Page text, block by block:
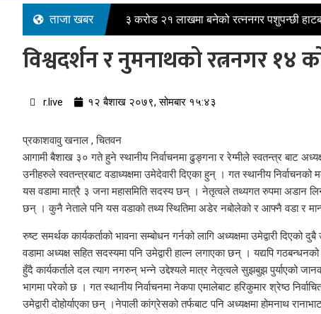
ताजा खबर ३ करोड २१ लाखमा बनेको रत्ननगर पशुपन्छी
विश्वदर्शन र नुमनाथको रत्ननगर १४
r.live १२ बैशाख २०७९, सोमबार १५:४३
प्रकाशवावु खनाल , चितवन
आगामी बैशाख ३० गते हुने स्थानीय निर्वाचनमा ढुङ्गना र रेग्मीले स्वतन्त्र बाट
उनीहरुले स्वतन्त्रबाट वडाध्यक्षमा उमेदेवारी दिएका हुन् । गत स्थानीय
यस वडामा मात्रै ३ जना महासमिति सदस्य छन् । नेतृत्वले तथ्यगत रुपमा अडान
छन् । कुनै नेताले पनि यस वडाको तथ्य स्थितिमा अडेर नबोलेको र आफ्नै वडा र
रुष्ट समर्थक कार्यकर्ताको भावना सम्बोधन गर्नको लागि अध्यक्षमा उमेद्वारी
वडामा अध्यक्ष सहित सदस्यमा पनि उमेद्वारी हाल्न लगाएका छन् । यद्यपि
हुँदै कार्यकर्ताले दल त्याग नगरुन् भन्ने उद्देश्यले मात्र नेतृत्वले सुझबुझ पुर्याएको
भागमा परेको छ । गत स्थानीय निर्वाचनमा नेकपा एमालेबाट हरिकुमार श्रेष्ठ
उमेद्वारी दोहोर्याएका छन् ।नेपाली कांग्रेसको तर्फबाट पनि अध्यक्षमा होमनाथ